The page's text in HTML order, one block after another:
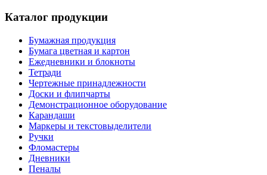
Каталог продукции
Бумажная продукция
Бумага цветная и картон
Ежедневники и блокноты
Тетради
Чертежные принадлежности
Доски и флипчарты
Демонстрационное оборудование
Карандаши
Маркеры и текстовыделители
Ручки
Фломастеры
Дневники
Пеналы